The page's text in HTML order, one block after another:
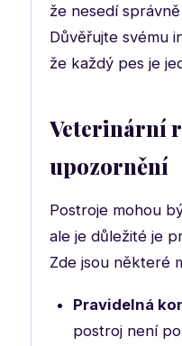
že nesedí
Důvěřujte svému
že každý pes je
Veterinární
upozornění
Postroje mohou
ale je důležité je
Zde jsou některé
Pravidelná
postroj není